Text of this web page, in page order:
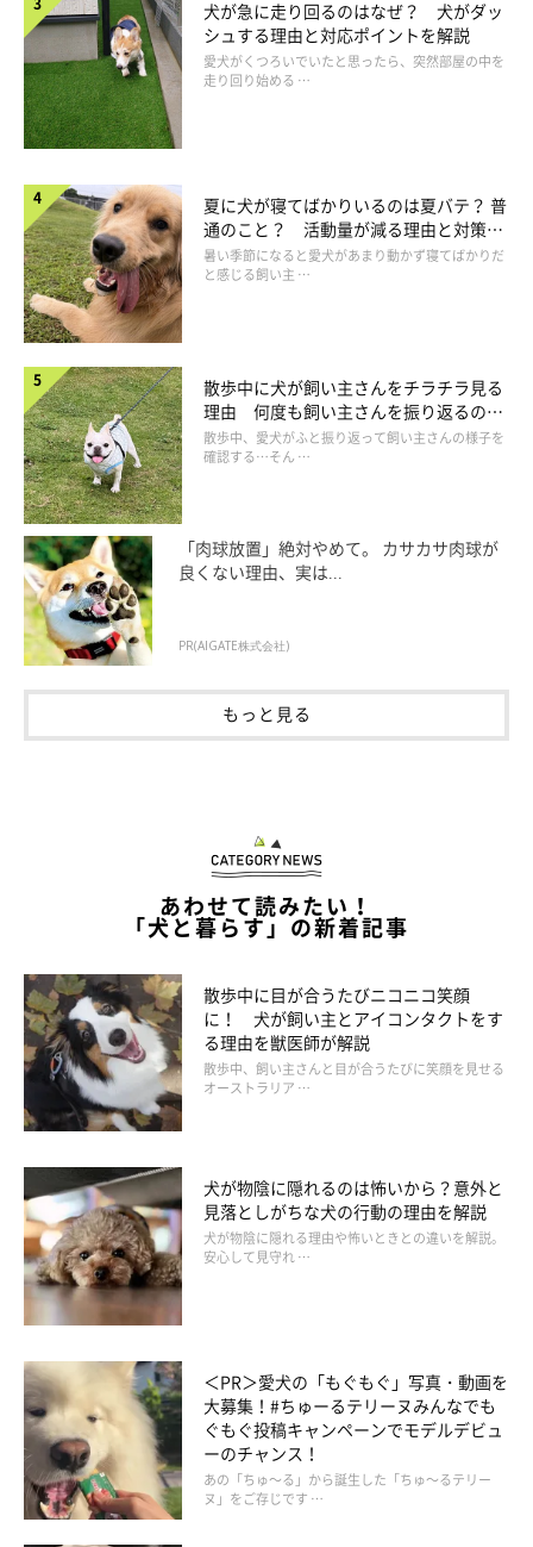
いぬのきもち投稿写真ギャラリー
布団に入ってくると、自分が一番信頼されているのではと思う飼
い主さんもいるかもしれません。しかし、これは順位づけのよう
な意味ではなく、そのとき最も落ち着ける環境を選んでいる可能
たとえば、部屋の位置や室温、周囲の静けさなども影響するとさ
れています。ほかの家族の布団に行く日があっても、愛情が薄ま
ったわけではないでしょう。
いぬのきもち投稿写真ギャラリー
一緒に寝ることは安全面、衛生面などからもリスクがあることは
知っておきましょう。
特に小型犬の場合は、寝ている時に、気づかず圧迫してけがをさ
せてしまう恐れがあります。
犬が急に走り回るのはなぜ？ 犬がダッ
シュする理由と対応ポイントを解説
愛犬がくつろいでいたと思ったら、突然部屋の中を
走り回り始める …
夏に犬が寝てばかりいるのは夏バテ？ 普
通のこと？ 活動量が減る理由と対策と
は
暑い季節になると愛犬があまり動かず寝てばかりだ
と感じる飼い主 …
散歩中に犬が飼い主さんをチラチラ見る
理由 何度も飼い主さんを振り返るのは
なぜ？
散歩中、愛犬がふと振り返って飼い主さんの様子を
確認する…そん …
「肉球放置」絶対やめて。 カサカサ肉球が
良くない理由、実は...
PR(AIGATE株式会社)
もっと見る
あわせて読みたい！
「犬と暮らす」の新着記事
散歩中に目が合うたびニコニコ笑顔
に！ 犬が飼い主とアイコンタクトをす
る理由を獣医師が解説
散歩中、飼い主さんと目が合うたびに笑顔を見せる
オーストラリア …
犬が物陰に隠れるのは怖いから？意外と
見落としがちな犬の行動の理由を解説
犬が物陰に隠れる理由や怖いときとの違いを解説。
安心して見守れ …
＜PR＞愛犬の「もぐもぐ」写真・動画を
大募集！#ちゅーるテリーヌみんなでも
ぐもぐ投稿キャンペーンでモデルデビュ
ーのチャンス！
あの「ちゅ～る」から誕生した「ちゅ～るテリー
ヌ」をご存じです …